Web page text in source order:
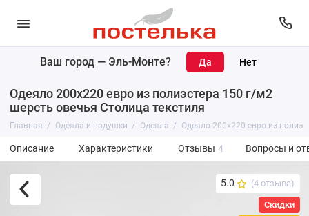
Ваш город — Эль-Монте?
Одеяло 200х220 евро из полиэстера 150 г/м2
шерсть овечья Столица текстиля
Главная Одеяла и подушки Одеяла Одеяло 200х220 евро из
Описание Характеристики Отзывы 4 Вопросы и
5.0 (4 отзыва)
Скидки